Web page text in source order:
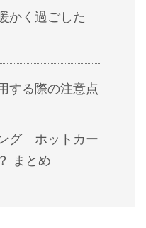
かく過ごした
する際の注意点
グ ホットカー
まとめ